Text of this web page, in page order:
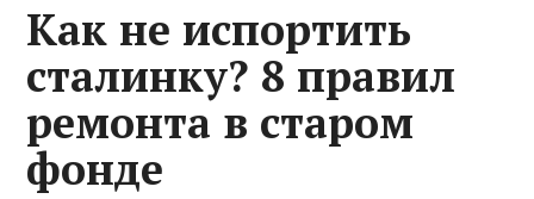
Как не испортить
сталинку? 8 правил
ремонта в старом
фонде